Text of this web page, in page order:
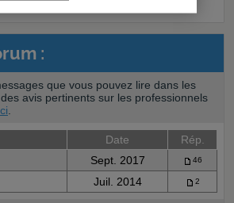
:
que vous pouvez lire dans les
avis pertinents sur les professionnels
Date
Rép.
Sept. 2017 46
Juil. 2014 2